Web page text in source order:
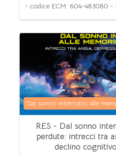
- codice ECM: 604-483080 -
RES - Dal sonno
perdute: intrecci tra
declino
Categoria di corsi
Dal sonno interrotto alle